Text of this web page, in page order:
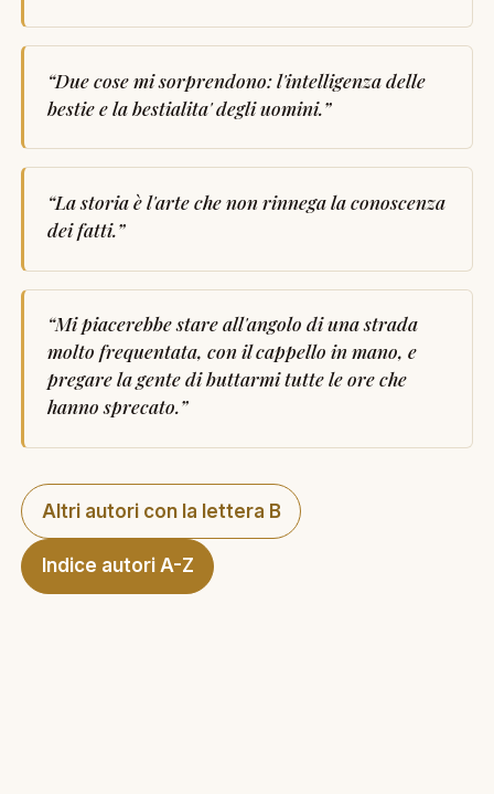
“Due cose mi sorprendono: l'intelligenza delle
bestie e la bestialita' degli uomini.”
“La storia è l'arte che non rinnega la conoscenza
dei fatti.”
“Mi piacerebbe stare all'angolo di una strada
molto frequentata, con il cappello in mano, e
pregare la gente di buttarmi tutte le ore che
hanno sprecato.”
Altri autori con la lettera B
Indice autori A-Z